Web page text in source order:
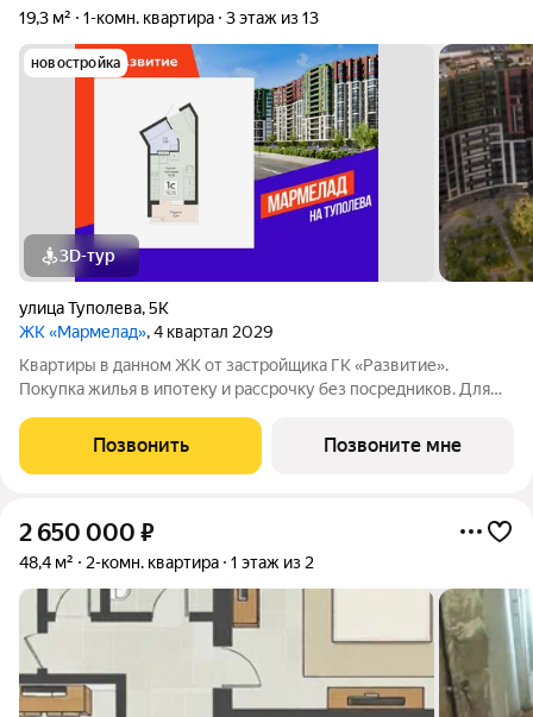
19,3 м²
1-комн. квартира 3 этаж из 13
новостройка
3D-тур
улица Туполева,5К
ЖК «Мармелад», 4 квартал 2029
Квартиры в данном ЖК от застройщика ГК «Развитие».
Покупка жилья в ипотеку и рассрочку без посредников. Для
обращайтесь в отдел продаж застройщика.
Позвонить Позвоните мне
2 650 000 ₽
48,4 м² 2-комн. квартира 1 этаж из 2